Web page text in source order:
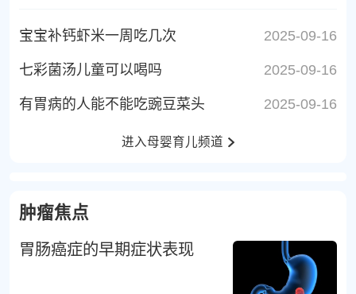
2025-09-16
宝宝补钙虾米一周吃几次
2025-09-16
七彩菌汤儿童可以喝吗
2025-09-16
有胃病的人能不能吃豌豆菜头
进入母婴育儿频道
肿瘤焦点
胃肠癌症的早期症状表现